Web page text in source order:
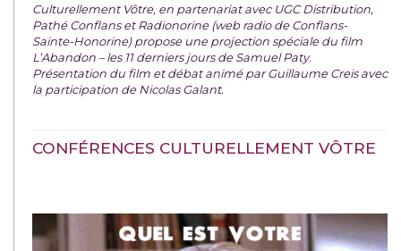
Culturellement Vôtre, en partenariat avec UGC Distribution,
Pathé Conflans et Radionorine (web radio de Conflans-
Sainte-Honorine) propose une projection spéciale du film
L’Abandon – les 11 derniers jours de Samuel Paty.
Présentation du film et débat animé par Guillaume Creis avec
la participation de Nicolas Galant.
CONFÉRENCES CULTURELLEMENT VÔTRE